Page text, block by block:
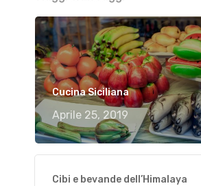
Cucina Siciliana
Aprile 25, 2019
Cibi e bevande dell’Himalaya